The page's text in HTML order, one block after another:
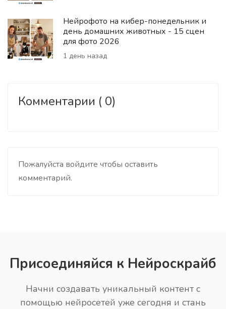
Нейрофото на кибер-понедельник и
день домашних животных - 15 сцен
для фото 2026
1 день назад
Комментарии ( 0)
Пожалуйста войдите чтобы оставить
комментарий.
Присоединяйся к Нейроскрайб
Начни создавать уникальный контент с
помощью нейросетей уже сегодня и стань